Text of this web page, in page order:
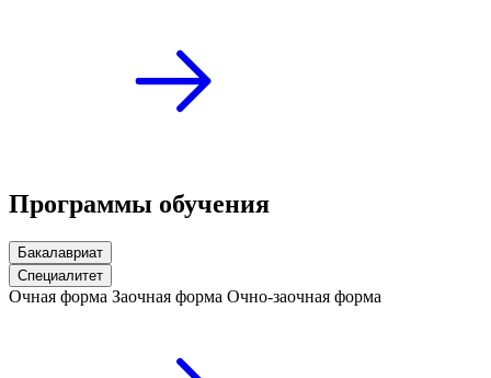
Программы обучения
Бакалавриат
Специалитет
Очная форма Заочная форма Очно-заочная форма